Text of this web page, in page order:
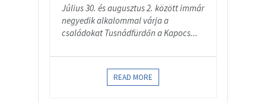
Július 30. és augusztus 2. között immár
negyedik alkalommal várja a
családokat Tusnádfürdőn a Kapocs...
READ MORE